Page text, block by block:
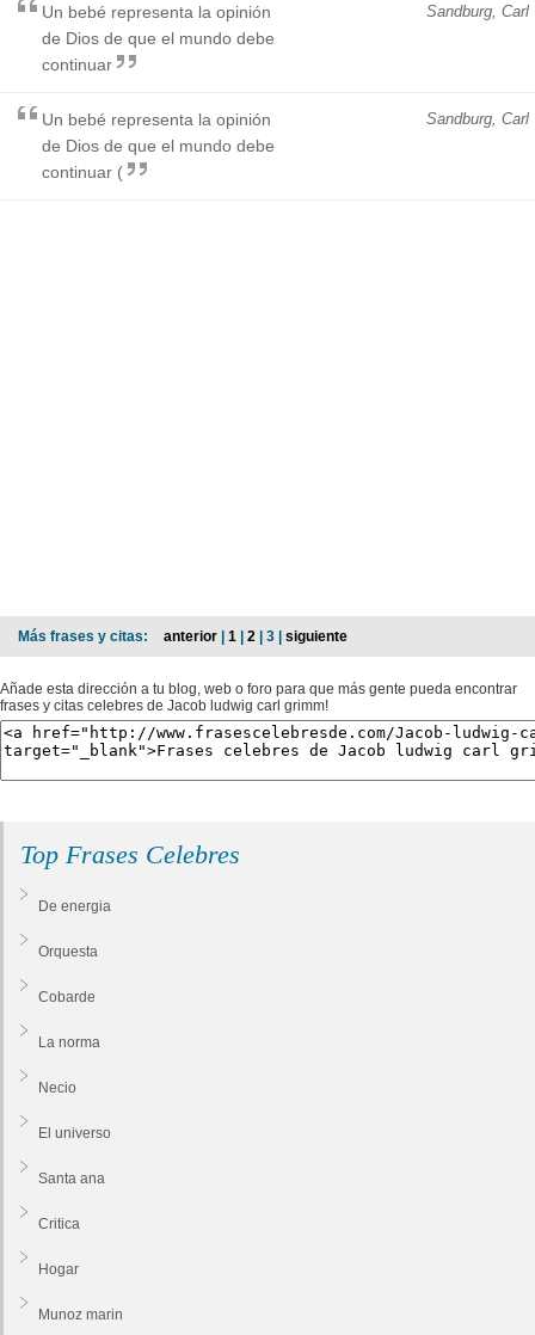
Sandburg, Carl
Un bebé representa la opinión
de Dios de que el mundo debe
continuar
Sandburg, Carl
Un bebé representa la opinión
de Dios de que el mundo debe
continuar (
Más frases y citas: anterior | 1 | 2 | 3 | siguiente
Añade esta dirección a tu blog, web o foro para que más gente pueda encontrar
frases y citas celebres de Jacob ludwig carl grimm!
Top Frases Celebres
De energia
Orquesta
Cobarde
La norma
Necio
El universo
Santa ana
Critica
Hogar
Munoz marin